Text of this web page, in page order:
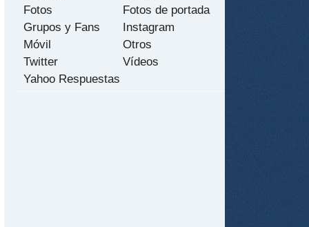
Fotos
Fotos de portada
Grupos y Fans
Instagram
Móvil
Otros
Twitter
Vídeos
Yahoo Respuestas